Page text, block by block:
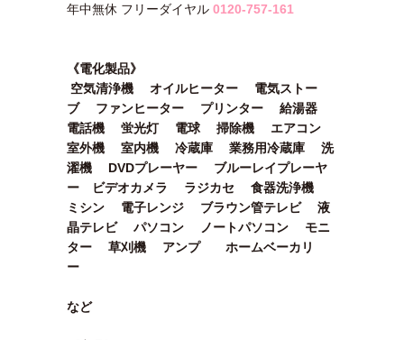
年中無休 フリーダイヤル 0120-757-161
《電化製品》
空気清浄機 オイルヒーター 電気ストー
ブ ファンヒーター プリンター 給湯器
電話機 蛍光灯 電球 掃除機 エアコン
室外機 室内機 冷蔵庫 業務用冷蔵庫 洗
濯機 DVDプレーヤー ブルーレイプレーヤ
ー ビデオカメラ ラジカセ 食器洗浄機
ミシン 電子レンジ ブラウン管テレビ 液
晶テレビ パソコン ノートパソコン モニ
ター 草刈機 アンプ ホームベーカリ
ー
など